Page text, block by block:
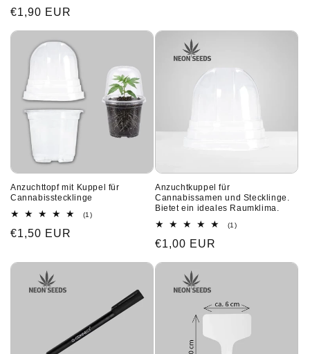
Normaler
€1,90 EUR
Anzuchttopf mit Kuppel für
Cannabisstecklinge
(1)1
Normaler
€1,50 EUR
Anzuchtkuppel für
Cannabissamen und Stecklinge.
Bietet ein ideales Raumklima.
(1)1
Normaler
€1,00 EUR